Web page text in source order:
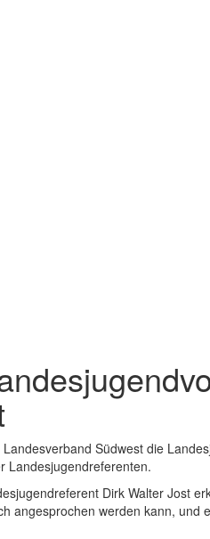
Südwest die
Landesjugendreferenten.
Dirk Walter Jost
angesprochen werden kann,